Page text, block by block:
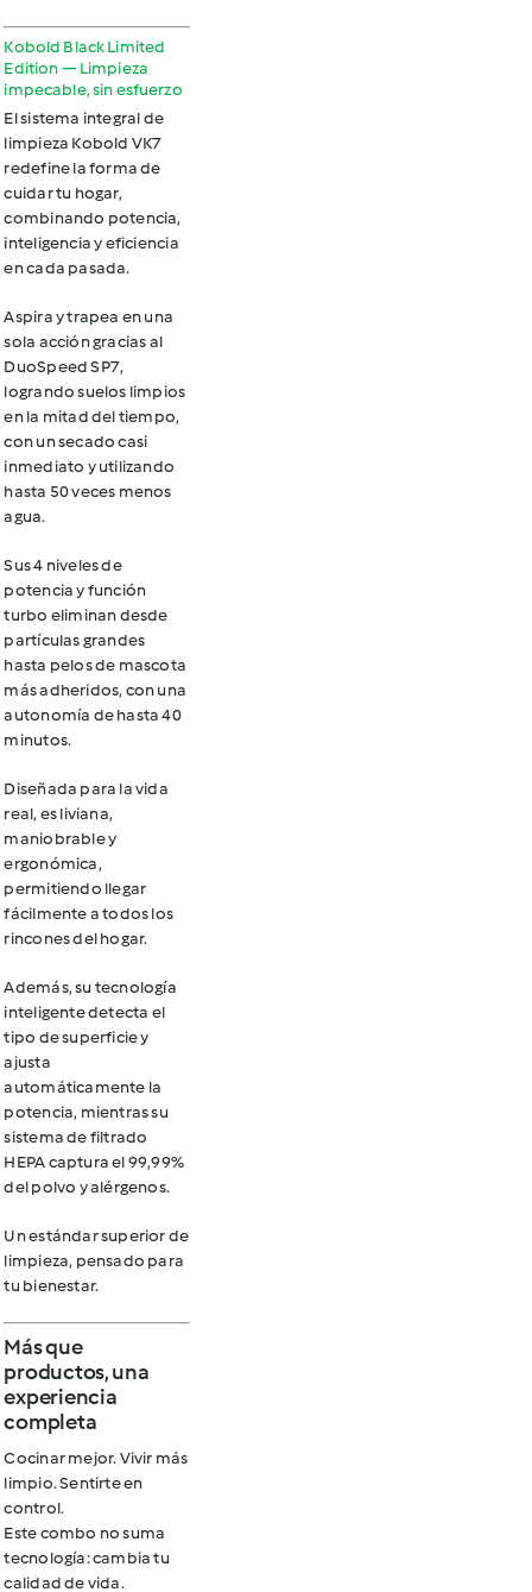
Kobold Black Limited
Edition — Limpieza
impecable, sin esfuerzo
El sistema integral de
limpieza Kobold VK7
redefine la forma de
cuidar tu hogar,
combinando potencia,
inteligencia y eficiencia
en cada pasada.
Aspira y trapea en una
sola accióngracias al
DuoSpeed SP7,
logrando suelos limpios
en la mitad del tiempo,
con un secado casi
inmediato y utilizando
hasta 50 veces menos
agua.
Sus 4 niveles de
potencia y función
turbo eliminan desde
partículas grandes
hasta pelos de mascota
más adheridos, con una
autonomía de hasta 40
minutos.
Diseñada para la vida
real, es liviana,
maniobrable y
ergonómica,
permitiendo llegar
fácilmente a todos los
rincones del hogar.
Además, su tecnología
inteligente detecta el
tipo de superficie y
ajusta
automáticamente la
potencia, mientras su
sistema de filtrado
HEPA captura el 99,99%
del polvo y alérgenos.
Un estándar superior de
limpieza, pensado para
tu bienestar.
Más que
productos, una
experiencia
completa
Cocinar mejor. Vivir más
limpio. Sentirte en
control.
Este combo no suma
tecnología:cambia tu
calidad de vida.